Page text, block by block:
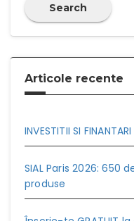
Search
Articole recente
INVESTITII SI
SIAL Paris 2026: 650
produse